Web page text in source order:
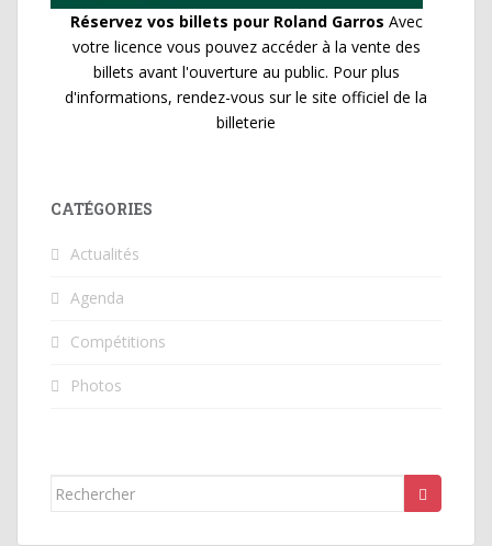
Réservez vos billets pour Roland Garros Avec
votre licence vous pouvez accéder à la vente des
billets avant l'ouverture au public. Pour plus
d'informations, rendez-vous sur le site officiel de la
billeterie
CATÉGORIES
Actualités
Agenda
Compétitions
Photos
Rechercher...